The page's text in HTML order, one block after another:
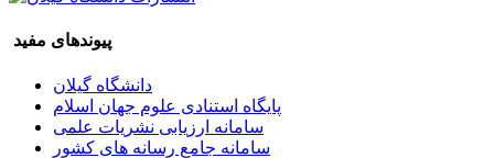
پیوندهای مفید
دانشگاه گیلان
پایگاه استنادی علوم جهان اسلام
سامانه ارزیابی نشریات علمی
سامانه جامع رسانه های کشور